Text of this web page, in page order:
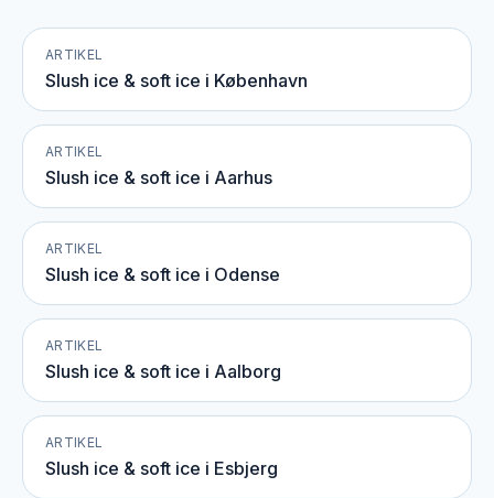
ARTIKEL
Slush ice & soft ice i København
ARTIKEL
Slush ice & soft ice i Aarhus
ARTIKEL
Slush ice & soft ice i Odense
ARTIKEL
Slush ice & soft ice i Aalborg
ARTIKEL
Slush ice & soft ice i Esbjerg